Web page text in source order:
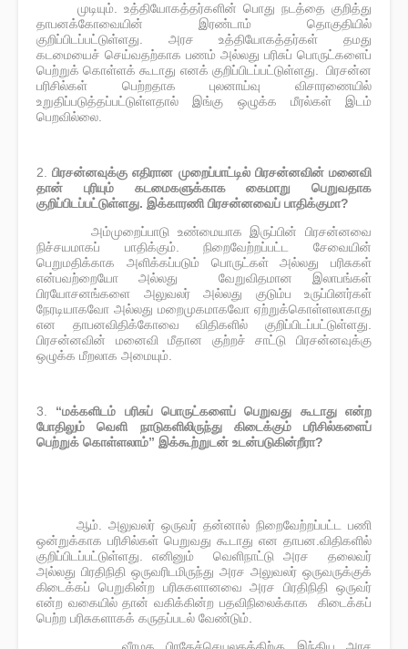
முடியும். உத்தியோகத்தர்களின் பொது நடத்தை குறித்து
தாபனக்கோவையின் இரண்டாம் தொகுதியில்
குறிப்பிடப்பட்டுள்ளது. அரச உத்தியோகத்தர்கள் தமது
கடமையைச் செய்வதற்காக பணம் அல்லது பரிசுப் பொருட்களைப்
பெற்றுக் கொள்ளக் கூடாது எனக் குறிப்பிடப்பட்டுள்ளது. பிரசன்ன
பரிசில்கள் பெற்றதாக புலனாய்வு விசாரணையில்
உறுதிப்படுத்தப்பட்டுள்ளதால் இங்கு ஒழுக்க மீரல்கள் இடம்
பெறவில்லை.
2.பிரசன்னவுக்கு எதிரான முறைப்பாட்டில் பிரசன்னவின் மனைவி
தான் புரியும் கடமைகளுக்காக கைமாறு பெறுவதாக
குறிப்பிடப்பட்டுள்ளது. இக்காரணி பிரசன்னவைப் பாதிக்குமா?
அம்முறைப்பாடு உண்மையாக இருப்பின் பிரசன்னவை
நிச்சயமாகப் பாதிக்கும். நிறைவேற்றப்பட்ட சேவையின்
பெறுமதிக்காக அளிக்கப்படும் பொருட்கள் அல்லது பரிசுகள்
என்பவற்றையோ அல்லது வேறுவிதமான இலாபங்கள்
பிரயோசனங்களை அலுவலர் அல்லது குடும்ப உருப்பினர்கள்
நேரடியாகவோ அல்லது மறைமுகமாகவோ ஏற்றுக்கொள்ளலாகாது
என தாபனவிதிக்கோவை விதிகளில் குறிப்பிடப்பட்டுள்ளது.
பிரசன்னவின் மனைவி மீதான குற்றச் சாட்டு பிரசன்னவுக்கு
ஒழுக்க மீறலாக அமையும்.
3. “மக்களிடம் பரிசுப் பொருட்களைப் பெறுவது கூடாது என்ற
போதிலும் வெளி நாடுகளிலிருந்து கிடைக்கும் பரிசில்களைப்
பெற்றுக் கொள்ளலாம்” இக்கூற்றுடன் உடன்படுகின்றீரா?
ஆம். அலுவலர் ஒருவர் தன்னால் நிறைவேற்றப்பட்ட பணி
ஒன்றுக்காக பரிசில்கள் பெறுவது கூடாது என தாபன.விதிகளில்
குறிப்பிடப்பட்டுள்ளது. எனினும் வெளிநாட்டு அரச தலைவர்
அல்லது பிரதிநிதி ஒருவரிடமிருந்து அரச அலுவலர் ஒருவருக்குக்
கிடைக்கப் பெறுகின்ற பரிசுகளானவை அரச பிரதிநிதி ஒருவர்
என்ற வகையில் தான் வகிக்கின்ற பதவிநிலைக்காக கிடைக்கப்
பெற்ற பரிசுகளாகக் கருதப்படல் வேண்டும்.